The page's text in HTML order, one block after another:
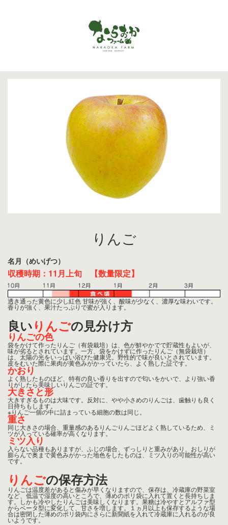
りんご
名月（めいげつ）
収穫時期：11月上旬 【数量限定】
透き通った黄色に少し紅色 甘味が強く、酸味が少なく、濃厚な味わいです。
香りが強く、果汁たっぷりで蜜が入ります。
良い りんごの見分け方
りんごの色
袋をかけて作ったりんご（有袋栽培）は、色が鮮やかでで貯蔵性もよいが、
味が劣るとされています。一方、袋をかけずに作ったりんご（無袋栽培）
は、太陽の光をいっぱい浴びた健康児。野性的で味が良いとされています。
皮をむいた際に果肉が黄色みがかっていたら、よく熟した証です。
かおり
よく熟したものほど、特有の良い香りを出すので匂いをかいで、より強い香
りがしたら美味しいりんごの証です。
大きさと形
大きすぎるものは大味です。反対に、やや小さめのりんごは、歯触りも良く
日持ちもします。
※りんご一個の中に詰まっている細胞の数は同じ。
重さ
同じ大きさの場合、重量感のあるりんごりんごほどよく熟しているため、ミ
ツが入っている確率が高くなります。
ミツ入り
入らない品種もありますが、ふじの場合、ずっしりと重みがあり、おしりが
膨らんで奥まで黄色みがかった地色をしたものは、ミツ入りの可能性が高い
です。
りんごの保存方法
りんごは温度差があると傷みが早くなりますので、保存は、冷蔵庫の野菜室
など、低温で湿度の高いところで、薄めのポリ袋に入れて置くと長持ちしま
す。しかも冷やしたりんごは美味しくなります。果糖は冷やすとアルファ型
からベータ型に変化して、甘さを増します。１ヵ月以上も保存するような場
合は密閉した薄めのポリ袋内にさらに新聞紙を入れて冷蔵庫に入れるのが良
いようです。
ホーム
ならおかファームで作っているもの
オンラインショップ
アクセス